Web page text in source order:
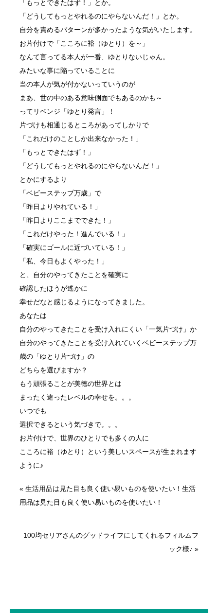
「もっとできたはず！」とか。
「どうしてもっとやれるのにやらないんだ！」とか。
自分を責めるパターンが多かったような気がいたします。
お片付けで「こころに裕（ゆとり）を～」
なんて言ってる本人が一番、ゆとりないじゃん。
みたいな事に陥っていることに
当の本人が気が付かないっていうのが
まあ、世の中のある意味側面でもあるのかも～
ってリベンジ「ゆとり発言」！
片づけも相通じるところがあってしかりで
「これだけのことしか出来なかった！」
「もっとできたはず！」
「どうしてもっとやれるのにやらないんだ！」
とかにするより
「ベビーステップ万歳」で
「昨日よりやれている！」
「昨日よりここまでできた！」
「これだけやった！進んでいる！」
「確実にゴールに近づいている！」
「私、今日もよくやった！」
と、自分のやってきたことを確実に
確認したほうが遙かに
幸せだなと感じるようになってきました。
あなたは
自分のやってきたことを受け入れにくい「一気片づけ」か
自分のやってきたことを受け入れていくベビーステップ万
歳の「ゆとり片づけ」の
どちらを選びますか？
もう頑張ることが美徳の世界とは
まったく違ったレベルの幸せを。。。
いつでも
選択できるという気づきで。。。
お片付けで、世界のひとりでも多くの人に
こころに裕（ゆとり）という美しいスペースが生まれます
ように♪
« 生活用品は見た目も良く使い易いものを使いたい！生活
用品は見た目も良く使い易いものを使いたい！
100均セリアさんのグッドライフにしてくれるフィルムフ
ック様♪ »